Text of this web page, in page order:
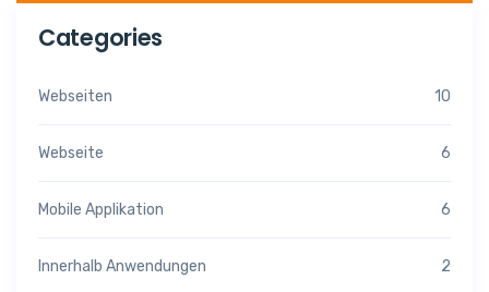
Categories
Webseiten 10
Webseite 6
Mobile Applikation 6
Innerhalb Anwendungen 2